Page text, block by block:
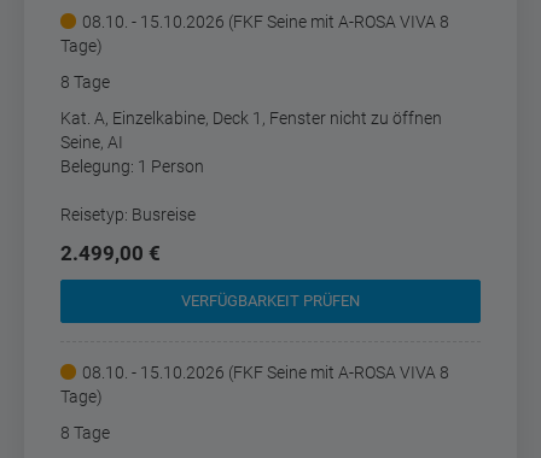
08.10. - 15.10.2026 (FKF Seine mit A-ROSA VIVA 8
Tage)
8 Tage
Kat. A, Einzelkabine, Deck 1, Fenster nicht zu öffnen
Seine, AI
Belegung: 1 Person
Reisetyp: Busreise
2.499,00 €
VERFÜGBARKEIT PRÜFEN
08.10. - 15.10.2026 (FKF Seine mit A-ROSA VIVA 8
Tage)
8 Tage